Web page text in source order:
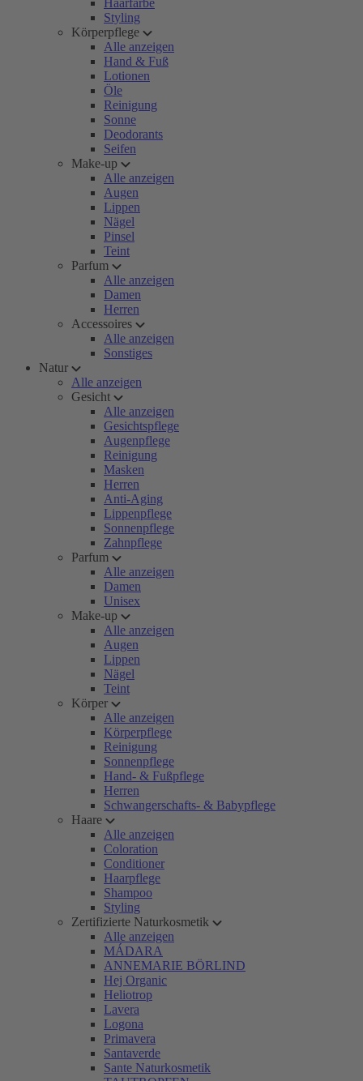
Haarfarbe
Styling
Körperpflege
Alle anzeigen
Hand & Fuß
Lotionen
Öle
Reinigung
Sonne
Deodorants
Seifen
Make-up
Alle anzeigen
Augen
Lippen
Nägel
Pinsel
Teint
Parfum
Alle anzeigen
Damen
Herren
Accessoires
Alle anzeigen
Sonstiges
Natur
Alle anzeigen
Gesicht
Alle anzeigen
Gesichtspflege
Augenpflege
Reinigung
Masken
Herren
Anti-Aging
Lippenpflege
Sonnenpflege
Zahnpflege
Parfum
Alle anzeigen
Damen
Unisex
Make-up
Alle anzeigen
Augen
Lippen
Nägel
Teint
Körper
Alle anzeigen
Körperpflege
Reinigung
Sonnenpflege
Hand- & Fußpflege
Herren
Schwangerschafts- & Babypflege
Haare
Alle anzeigen
Coloration
Conditioner
Haarpflege
Shampoo
Styling
Zertifizierte Naturkosmetik
Alle anzeigen
MÁDARA
ANNEMARIE BÖRLIND
Hej Organic
Heliotrop
Lavera
Logona
Primavera
Santaverde
Sante Naturkosmetik